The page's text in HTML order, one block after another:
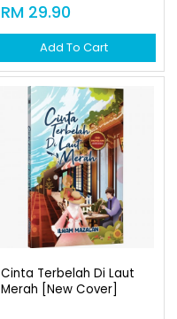
RM 29.90
Add To Cart
Cinta Terbelah Di Laut
Merah [new Cover]